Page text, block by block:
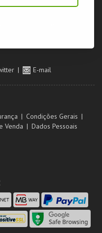
E-mail
Condições Gerais
Venda Dados Pessoais